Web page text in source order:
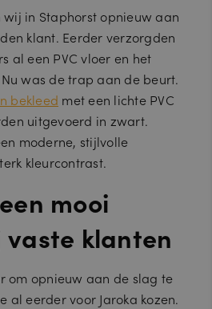
wij in Staphorst opnieuw aan
klant. Eerder verzorgden
al een PVC vloer en het
was de trap aan de beurt.
bekleed met een lichte PVC
uitgevoerd in zwart.
moderne, stijlvolle
kleurcontrast.
mooi
klanten
om opnieuw aan de slag te
al eerder voor Jaroka kozen.